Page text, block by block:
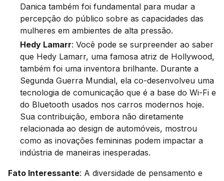
Danica também foi fundamental para mudar a
percepção do público sobre as capacidades das
mulheres em ambientes de alta pressão.
Hedy Lamarr: Você pode se surpreender ao saber
que Hedy Lamarr, uma famosa atriz de Hollywood,
também foi uma inventora brilhante. Durante a
Segunda Guerra Mundial, ela co-desenvolveu uma
tecnologia de comunicação que é a base do Wi-Fi e
do Bluetooth usados nos carros modernos hoje.
Sua contribuição, embora não diretamente
relacionada ao design de automóveis, mostrou
como as inovações femininas podem impactar a
indústria de maneiras inesperadas.
Fato Interessante: A diversidade de pensamento e